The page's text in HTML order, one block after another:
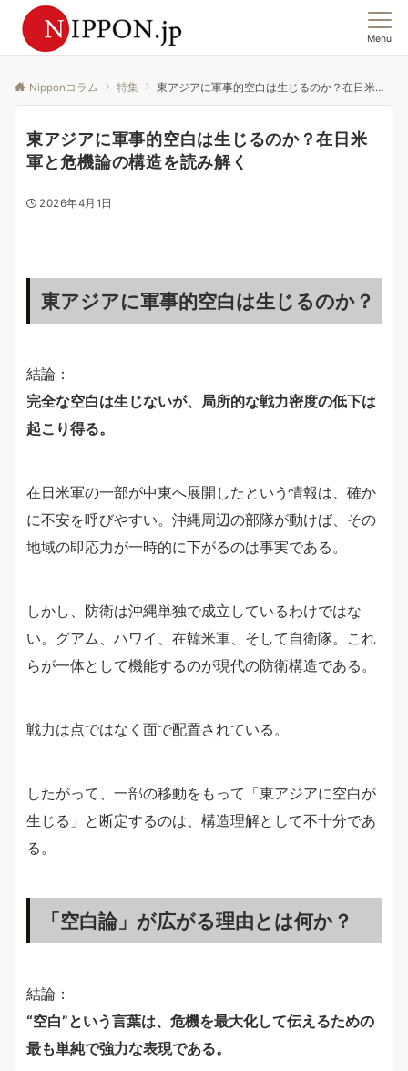
Menu
Nipponコラム 特集 東アジアに軍事的空白は生じるのか？在日米軍と危機論の構造を読み解く
東アジアに軍事的空白は生じるのか？在日米
軍と危機論の構造を読み解く
2026年4月1日
東アジアに軍事的空白は生じるのか？
結論：
完全な空白は生じないが、局所的な戦力密度の低下は
起こり得る。
在日米軍の一部が中東へ展開したという情報は、確か
に不安を呼びやすい。沖縄周辺の部隊が動けば、その
地域の即応力が一時的に下がるのは事実である。
しかし、防衛は沖縄単独で成立しているわけではな
い。グアム、ハワイ、在韓米軍、そして自衛隊。これ
らが一体として機能するのが現代の防衛構造である。
戦力は点ではなく面で配置されている。
したがって、一部の移動をもって「東アジアに空白が
生じる」と断定するのは、構造理解として不十分であ
る。
「空白論」が広がる理由とは何か？
結論：
“空白”という言葉は、危機を最大化して伝えるための
最も単純で強力な表現である。